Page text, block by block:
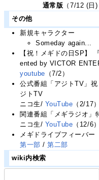
通常版 （7/12 (日
その他
新規キャラクター
Someday again...
【祝！メギドの日SP】
ented by VICTOR
youtube （7/2）
公式番組「アジトTV」
ジトTV
ニコ生/ YouTube （2/17）
関連番組「メギラジオ」
ニコ生/ YouTube （12/6）
メギドライブフィーバー
第一部 /第二部
wiki内検索